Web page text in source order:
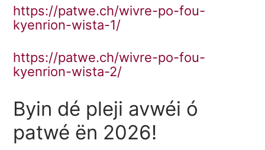
https://patwe.ch/wivre-po-fou-
kyenrion-wista-1/
https://patwe.ch/wivre-po-fou-
kyenrion-wista-2/
Byin dé pleji avwéi ó
patwé ën 2026!